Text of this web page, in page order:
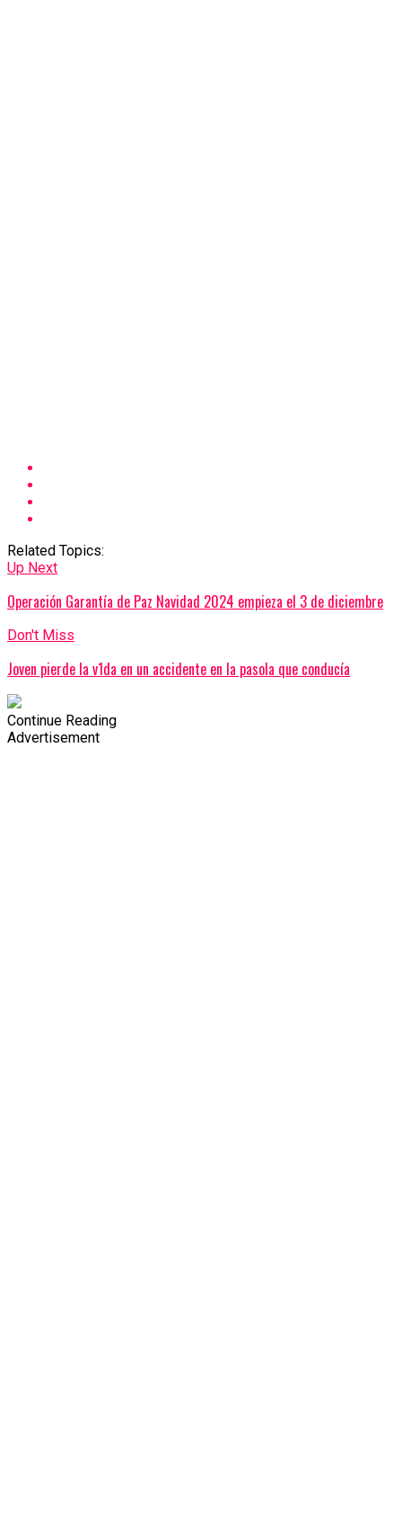
Related Topics:
Up Next
Operación Garantía de Paz Navidad 2024 empieza el 3 de diciembre
Don't Miss
Joven pierde la v1da en un accidente en la pasola que conducía
Continue Reading
Advertisement